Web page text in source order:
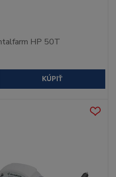
HP 50T
KÚPIŤ